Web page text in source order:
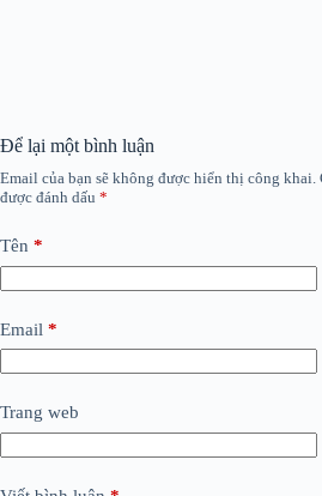
Để lại một bình luận
Email của bạn sẽ không được hiển thị công khai.
được đánh dấu *
Tên *
Email *
Trang web